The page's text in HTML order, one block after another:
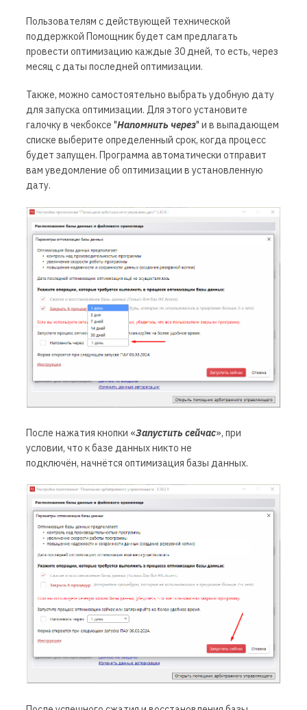
Пользователям с действующей технической
поддержкой Помощник будет сам предлагать
провести оптимизацию каждые 30 дней, то есть, через
месяц с даты последней оптимизации.
Также, можно самостоятельно выбрать удобную дату
для запуска оптимизации. Для этого установите
галочку в чекбоксе "Напомнить через" и в выпадающем
списке выберите определенный срок, когда процесс
будет запущен. Программа автоматически отправит
вам уведомление об оптимизации в установленную
дату.
После нажатия кнопки «Запустить сейчас», при
условии, что к базе данных никто не
подключён, начнётся оптимизация базы данных.